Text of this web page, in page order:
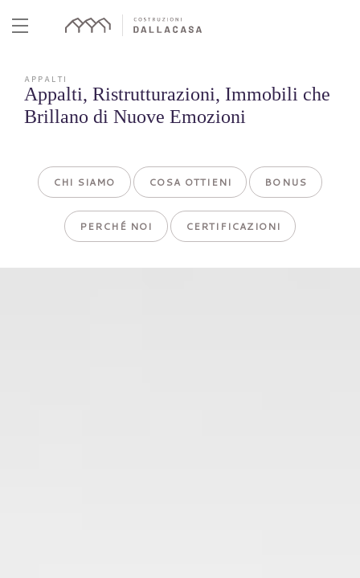
APPALTI
Appalti, Ristrutturazioni, Immobili che
Brillano di Nuove Emozioni
CHI SIAMO COSA OTTIENI BONUS
PERCHÉ NOI CERTIFICAZIONI